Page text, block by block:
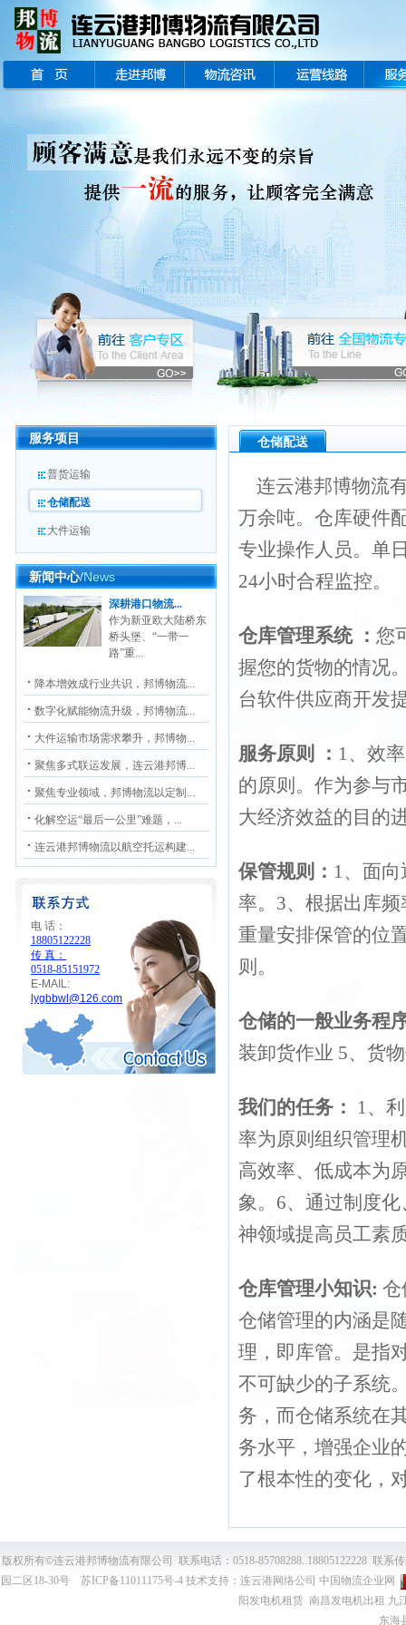
服务项目
普货运输
仓储配送
大件运输
新闻中心/News
深耕港口物流...
作为新亚欧大陆桥东
桥头堡、“一带一
路”重...
降本增效成行业共识，邦博物流...
数字化赋能物流升级，邦博物流...
大件运输市场需求攀升，邦博物...
聚焦多式联运发展，连云港邦博...
聚焦专业领域，邦博物流以定制...
化解空运“最后一公里”难题，...
连云港邦博物流以航空托运构建...
电 话：
18805122228
传 真：
0518-85151972
E-MAIL:
lygbbwl@126.com
仓储配送
连云港邦博物流
万余吨。仓库硬件
专业操作人员。单
24小时合程监控。
仓库管理系统 ： 您
握您的货物的情况
台软件供应商开发
服务原则 ： 1、效
的原则。作为参与
大经济效益的目的
保管规则： 1、面
率。3、根据出库
重量安排保管的位
则。
仓储的一般业务程
装卸货作业 5、货
我们的任务：
1、
率为原则组织管理
高效率、低成本为
象。6、通过制度
神领域提高员工素
仓库管理小知识: 仓
仓储管理的内涵是
理，即库管。是指
不可缺少的子系统
务，而仓储系统在
务水平，增强企业
了根本性的变化，
版权所有©连云港邦博物流有限公司 联系电话：0518-85708288..18805122228 联系
园二区18-30号 苏ICP备11011175号-4 技术支持： 连云港网络公司 中国物流企业网
阳发电机租赁 南昌发电机出租 九
东海